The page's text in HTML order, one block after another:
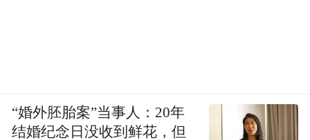
“婚外胚胎案”当事人：20年
结婚纪念日没收到鲜花，但